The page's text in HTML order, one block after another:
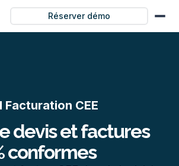
Réserver démo
Facturation CEE
devis et factures
conformes